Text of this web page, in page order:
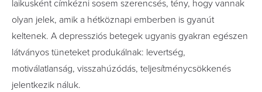
laikusként címkézni sosem szerencsés, tény, hogy vannak
olyan jelek, amik a hétköznapi emberben is gyanút
keltenek. A depressziós betegek ugyanis gyakran egészen
látványos tüneteket produkálnak: levertség,
motiválatlanság, visszahúzódás, teljesítménycsökkenés
jelentkezik náluk.